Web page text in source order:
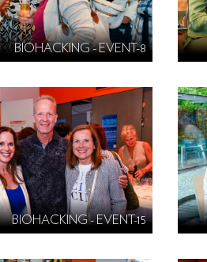
BIOHACKING - EVENT-8
BIOHACKING - EVENT-15